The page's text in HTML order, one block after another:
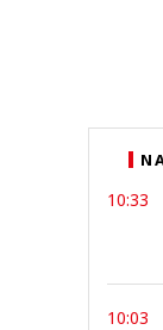
10:33
10:03